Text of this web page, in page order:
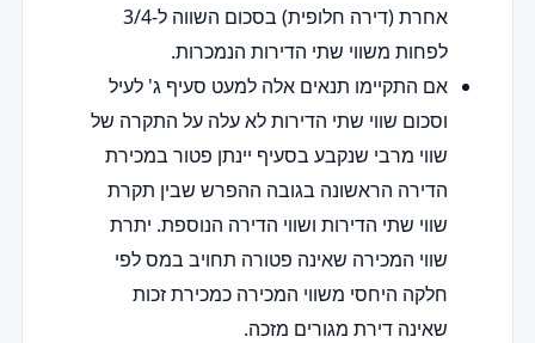
אחרת (דירה חלופית) בסכום השווה ל-3/4
לפחות משווי שתי הדירות הנמכרות.
אם התקיימו תנאים אלה למעט סעיף ג' לעיל
וסכום שווי שתי הדירות לא עלה על התקרה של
שווי מרבי שנקבע בסעיף יינתן פטור במכירת
הדירה הראשונה בגובה ההפרש שבין תקרת
שווי שתי הדירות ושווי הדירה הנוספת. יתרת
שווי המכירה שאינה פטורה תחויב במס לפי
חלקה היחסי משווי המכירה כמכירת זכות
שאינה דירת מגורים מזכה.